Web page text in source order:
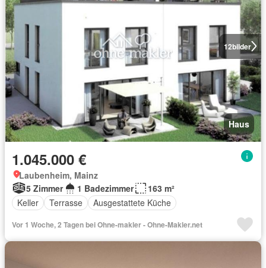
12bilder
Haus
1.045.000 €
Laubenheim, Mainz
5 Zimmer
1 Badezimmer
163 m²
Keller
Terrasse Ausgestattete Küche
Vor 1 Woche, 2 Tagen bei Ohne-makler - Ohne-Makler.net